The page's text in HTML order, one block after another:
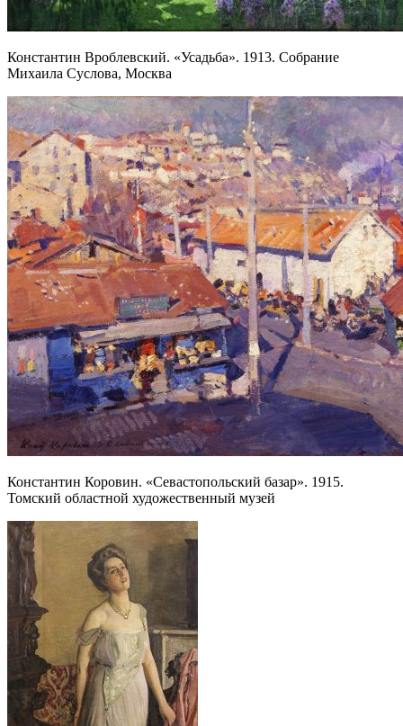
Константин Вроблевский. «Усадьба». 1913. Собрание
Михаила Суслова, Москва
Константин Коровин. «Севастопольский базар». 1915.
Томский областной художественный музей